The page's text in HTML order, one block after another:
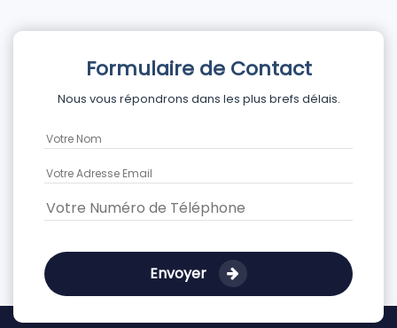
Formulaire de Contact
Nous vous répondrons dans les plus brefs délais.
Envoyer